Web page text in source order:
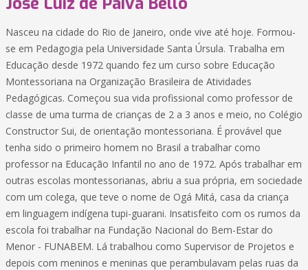
Nasceu na cidade do Rio de Janeiro, onde vive até hoje. Formou-
se em Pedagogia pela Universidade Santa Úrsula. Trabalha em
Educação desde 1972 quando fez um curso sobre Educação
Montessoriana na Organização Brasileira de Atividades
Pedagógicas. Começou sua vida profissional como professor de
classe de uma turma de crianças de 2 a 3 anos e meio, no Colégio
Constructor Sui, de orientação montessoriana. É provável que
tenha sido o primeiro homem no Brasil a trabalhar como
professor na Educação Infantil no ano de 1972. Após trabalhar em
outras escolas montessorianas, abriu a sua própria, em sociedade
com um colega, que teve o nome de Ogá Mitá, casa da criança
em linguagem indígena tupi-guarani. Insatisfeito com os rumos da
escola foi trabalhar na Fundação Nacional do Bem-Estar do
Menor - FUNABEM. Lá trabalhou como Supervisor de Projetos e
depois com meninos e meninas que perambulavam pelas ruas da